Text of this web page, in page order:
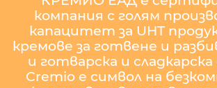
компания с голям
капацитет за UHT
кремове за готвене и
и готварска и
Cremio е символ на